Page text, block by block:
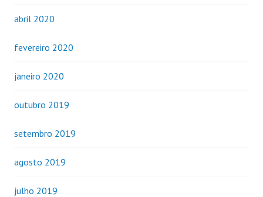
abril 2020
fevereiro 2020
janeiro 2020
outubro 2019
setembro 2019
agosto 2019
julho 2019